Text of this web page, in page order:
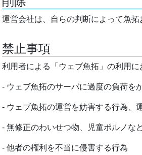
運営会社は、自らの判断によって魚
禁止事項
利用者による「ウェブ魚拓」の利用
- ウェブ魚拓のサーバに過度の負荷を
- ウェブ魚拓の運営を妨害する行為、
- 無修正のわいせつ物、児童ポルノな
- 他者の権利を不当に侵害する行為